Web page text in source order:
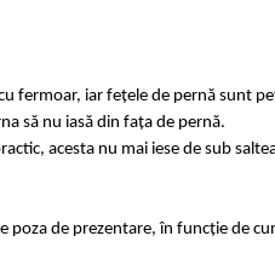
fermoar, iar fețele de pernă sunt
să nu iasă din fața de pernă.
acesta nu mai iese de sub
poza de prezentare, în funcție de